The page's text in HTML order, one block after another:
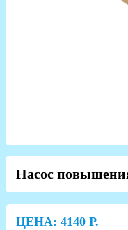
Насос
ЦЕНА: 4140 Р.